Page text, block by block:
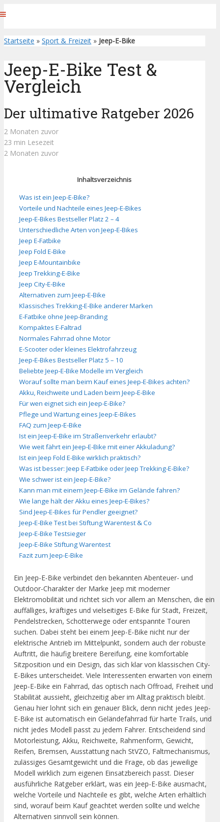
Startseite » Sport & Freizeit » Jeep-E-Bike
Jeep-E-Bike Test &
Vergleich
Der ultimative Ratgeber 2026
2 Monaten zuvor
23 min Lesezeit
2 Monaten zuvor
Inhaltsverzeichnis
Was ist ein Jeep-E-Bike?
Vorteile und Nachteile eines Jeep-E-Bikes
Jeep-E-Bikes Bestseller Platz 2 – 4
Unterschiedliche Arten von Jeep-E-Bikes
Jeep E-Fatbike
Jeep Fold E-Bike
Jeep E-Mountainbike
Jeep Trekking-E-Bike
Jeep City-E-Bike
Alternativen zum Jeep-E-Bike
Klassisches Trekking-E-Bike anderer Marken
E-Fatbike ohne Jeep-Branding
Kompaktes E-Faltrad
Normales Fahrrad ohne Motor
E-Scooter oder kleines Elektrofahrzeug
Jeep-E-Bikes Bestseller Platz 5 – 10
Beliebte Jeep-E-Bike Modelle im Vergleich
Worauf sollte man beim Kauf eines Jeep-E-Bikes achten?
Akku, Reichweite und Laden beim Jeep-E-Bike
Für wen eignet sich ein Jeep-E-Bike?
Pflege und Wartung eines Jeep-E-Bikes
FAQ zum Jeep-E-Bike
Ist ein Jeep-E-Bike im Straßenverkehr erlaubt?
Wie weit fährt ein Jeep-E-Bike mit einer Akkuladung?
Ist ein Jeep Fold E-Bike wirklich praktisch?
Was ist besser: Jeep E-Fatbike oder Jeep Trekking-E-Bike?
Wie schwer ist ein Jeep-E-Bike?
Kann man mit einem Jeep-E-Bike im Gelände fahren?
Wie lange hält der Akku eines Jeep-E-Bikes?
Sind Jeep-E-Bikes für Pendler geeignet?
Jeep-E-Bike Test bei Stiftung Warentest & Co
Jeep-E-Bike Testsieger
Jeep-E-Bike Stiftung Warentest
Fazit zum Jeep-E-Bike
Ein Jeep-E-Bike verbindet den bekannten Abenteuer- und
Outdoor-Charakter der Marke Jeep mit moderner
Elektromobilität und richtet sich vor allem an Menschen, die ein
auffälliges, kräftiges und vielseitiges E-Bike für Stadt, Freizeit,
Pendelstrecken, Schotterwege oder entspannte Touren
suchen. Dabei steht bei einem Jeep-E-Bike nicht nur der
elektrische Antrieb im Mittelpunkt, sondern auch der robuste
Auftritt, die häufig breitere Bereifung, eine komfortable
Sitzposition und ein Design, das sich klar von klassischen City-
E-Bikes unterscheidet. Viele Interessenten erwarten von einem
Jeep-E-Bike ein Fahrrad, das optisch nach Offroad, Freiheit und
Stabilität aussieht, gleichzeitig aber im Alltag praktisch bleibt.
Genau hier lohnt sich ein genauer Blick, denn nicht jedes Jeep-
E-Bike ist automatisch ein Geländefahrrad für harte Trails, und
nicht jedes Modell passt zu jedem Fahrer. Entscheidend sind
Motorleistung, Akku, Reichweite, Rahmenform, Gewicht,
Reifen, Bremsen, Ausstattung nach StVZO, Faltmechanismus,
zulässiges Gesamtgewicht und die Frage, ob das jeweilige
Modell wirklich zum eigenen Einsatzbereich passt. Dieser
ausführliche Ratgeber erklärt, was ein Jeep-E-Bike ausmacht,
welche Vorteile und Nachteile es gibt, welche Arten erhältlich
sind, worauf beim Kauf geachtet werden sollte und welche
Alternativen sinnvoll sein können.